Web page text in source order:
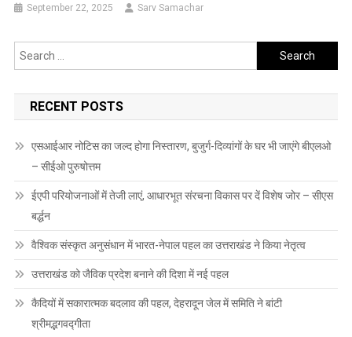
September 22, 2025 Sarv Samachar
Search
for:
RECENT POSTS
एसआईआर नोटिस का जल्द होगा निस्तारण, बुजुर्ग-दिव्यांगों के घर भी जाएंगे बीएलओ
– सीईओ पुरुषोत्तम
ईएपी परियोजनाओं में तेजी लाएं, आधारभूत संरचना विकास पर दें विशेष जोर – सीएस
बर्द्धन
वैश्विक संस्कृत अनुसंधान में भारत-नेपाल पहल का उत्तराखंड ने किया नेतृत्व
उत्तराखंड को जैविक प्रदेश बनाने की दिशा में नई पहल
कैदियों में सकारात्मक बदलाव की पहल, देहरादून जेल में समिति ने बांटी
श्रीमद्भगवद्गीता